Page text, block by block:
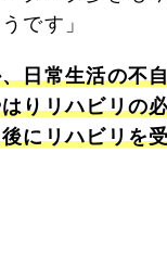
です」
日常生活の不
りリハビリの
にリハビリを